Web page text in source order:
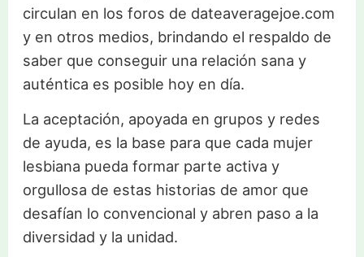
circulan en los foros de dateaveragejoe.com
y en otros medios, brindando el respaldo de
saber que conseguir una relación sana y
auténtica es posible hoy en día.
La aceptación, apoyada en grupos y redes
de ayuda, es la base para que cada mujer
lesbiana pueda formar parte activa y
orgullosa de estas historias de amor que
desafían lo convencional y abren paso a la
diversidad y la unidad.